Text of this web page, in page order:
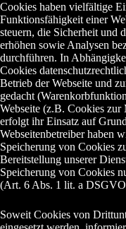
Cookies haben vielfältige
Funktionsfähigkeit einer
steuern, die Sicherheit und
erhöhen sowie Analysen
durchführen. In
Cookies
Betrieb der Webseite und
gedacht
Webseite (z.B. Cookies zur
erfolgt ihr Einsatz auf
Webseitenbetreiber haben
Speicherung von Cookies
Bereitstellung unserer
Speicherung von Cookies
(Art. 6 Abs. 1 lit. a
Soweit Cookies von